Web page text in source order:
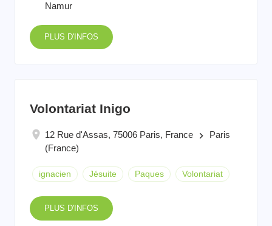
Namur
PLUS D'INFOS
Volontariat Inigo
12 Rue d'Assas, 75006 Paris, France keyboard_arrow_right
Paris
(France)
ignacien Jésuite Paques Volontariat
PLUS D'INFOS